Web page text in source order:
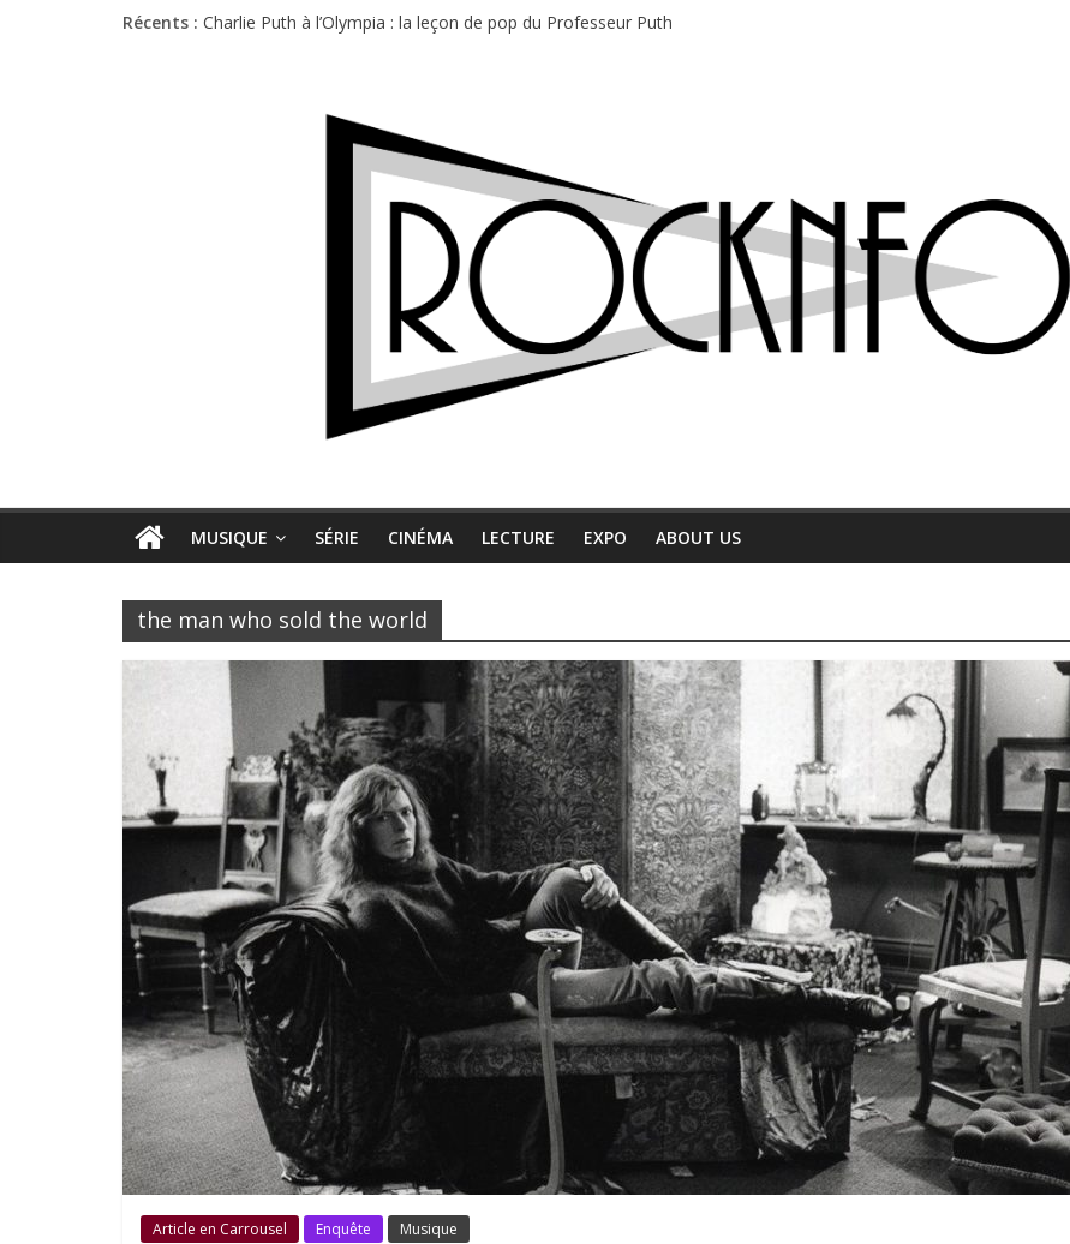
Récents : Charlie Puth à l’Olympia : la leçon de pop du Professeur Puth
Première édition du Midgard Festival : entre bière, métal et tatouages
MUSIQUE SÉRIE CINÉMA LECTURE EXPO ABOUT US
the man who sold the world
Article en Carrousel Enquête Musique